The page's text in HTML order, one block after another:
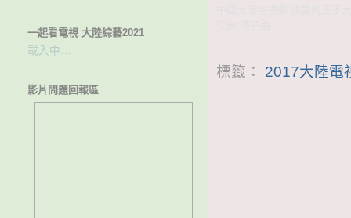
標籤： 2017大陸電
一起看電視 大陸綜藝2021
載入中…
影片問題回報區